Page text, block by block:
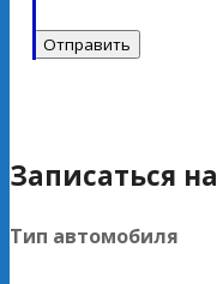
Записаться
Тип автомобиля